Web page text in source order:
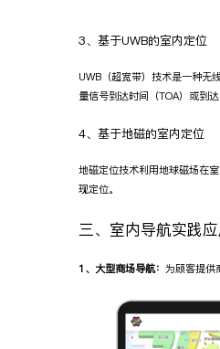
3、基于UWB的室内定位
UWB（超宽带）技术是一种无
量信号到达时间（TOA）或到
4、基于地磁的室内定位
地磁定位技术利用地球磁场在室
现定位。
三、室内导航实践
1、大型商场导航： 为顾客提供